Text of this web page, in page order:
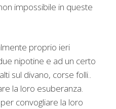
impossibile in queste
proprio ieri
nipotine e ad un certo
sul divano, corse folli..
la loro esuberanza.
convogliare la loro